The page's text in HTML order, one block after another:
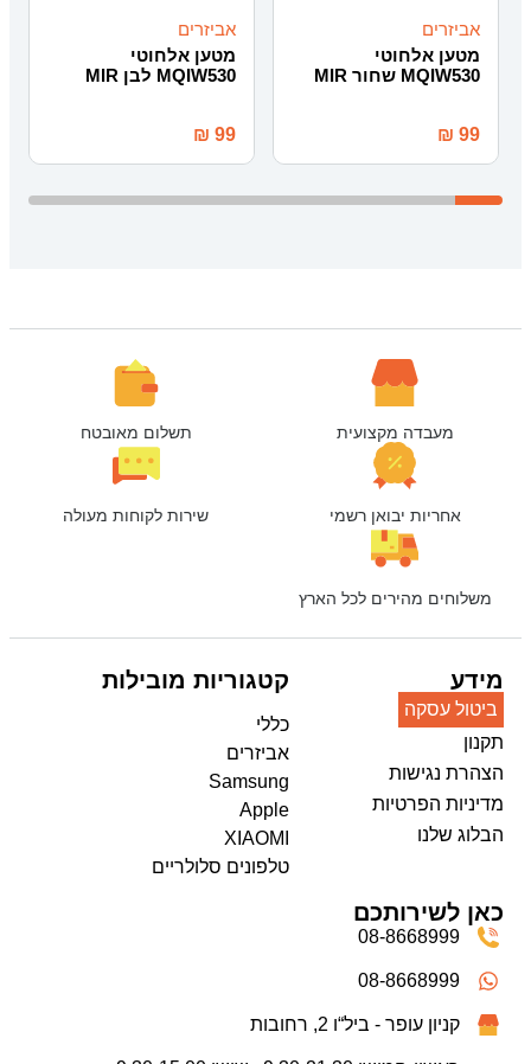
אביזרים
מטען אלחוטי
MQIW530 שחור MIR
₪ 99
אביזרים
מטען אלחוטי
MQIW530 לבן MIR
₪ 99
מעבדה מקצועית תשלום מאובטח
אחריות יבואן רשמי שירות לקוחות מעולה
משלוחים מהירים לכל הארץ
מידע
ביטול עסקה
תקנון
הצהרת נגישות
מדיניות הפרטיות
הבלוג שלנו
קטגוריות מובילות
כללי
אביזרים
Samsung
Apple
XIAOMI
טלפונים סלולריים
כאן לשירותכם
08-8668999
08-8668999
קניון עופר - ביל“ו 2, רחובות